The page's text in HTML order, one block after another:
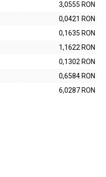
3,0555 RON
0,0421 RON
0,1635 RON
1,1622 RON
0,1302 RON
0,6584 RON
6,0287 RON